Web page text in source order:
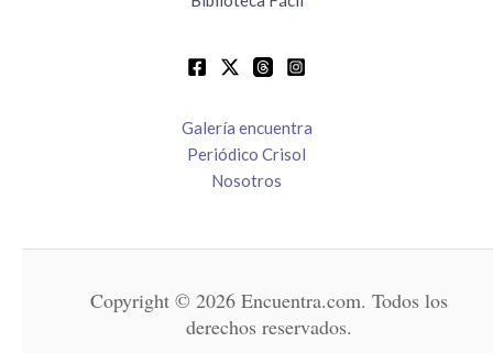
Galería encuentra
Periódico Crisol
Nosotros
Copyright © 2026 Encuentra.com. Todos los
derechos reservados.